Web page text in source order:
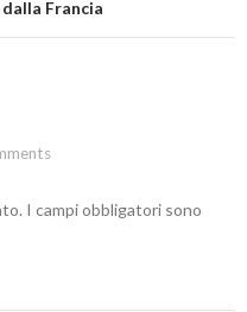
Francia
I campi obbligatori sono